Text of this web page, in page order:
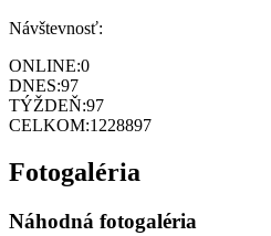
Návštevnosť:
ONLINE:0
DNES:97
TÝŽDEŇ:97
CELKOM:1228897
Fotogaléria
Náhodná fotogaléria